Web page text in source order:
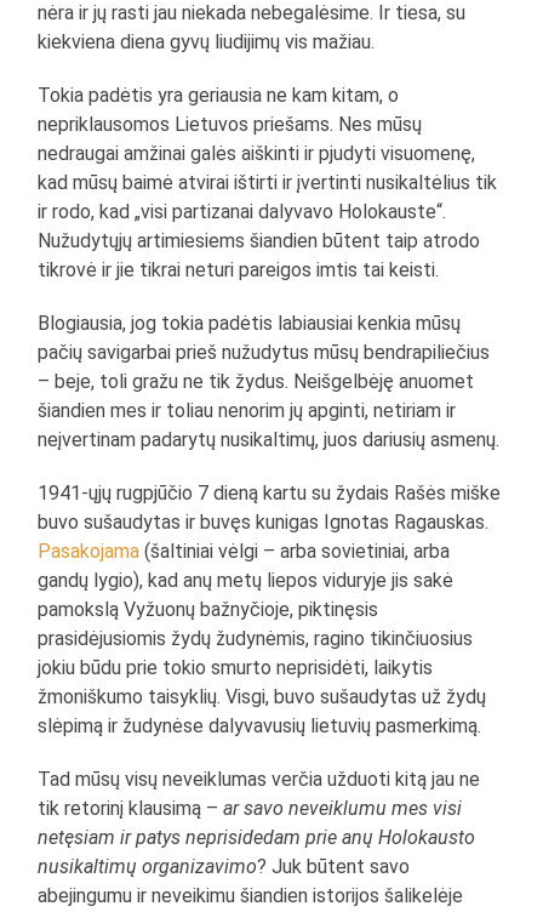
nėra ir jų rasti jau niekada nebegalėsime. Ir tiesa, su
kiekviena diena gyvų liudijimų vis mažiau.
Tokia padėtis yra geriausia ne kam kitam, o
nepriklausomos Lietuvos priešams. Nes mūsų
nedraugai amžinai galės aiškinti ir pjudyti visuomenę,
kad mūsų baimė atvirai ištirti ir įvertinti nusikaltėlius tik
ir rodo, kad „visi partizanai dalyvavo Holokauste“.
Nužudytųjų artimiesiems šiandien būtent taip atrodo
tikrovė ir jie tikrai neturi pareigos imtis tai keisti.
Blogiausia, jog tokia padėtis labiausiai kenkia mūsų
pačių savigarbai prieš nužudytus mūsų bendrapiliečius
– beje, toli gražu ne tik žydus. Neišgelbėję anuomet
šiandien mes ir toliau nenorim jų apginti, netiriam ir
neįvertinam padarytų nusikaltimų, juos dariusių asmenų.
1941-ųjų rugpjūčio 7 dieną kartu su žydais Rašės miške
buvo sušaudytas ir buvęs kunigas Ignotas Ragauskas.
Pasakojama (šaltiniai vėlgi – arba sovietiniai, arba
gandų lygio), kad anų metų liepos viduryje jis sakė
pamokslą Vyžuonų bažnyčioje, piktinęsis
prasidėjusiomis žydų žudynėmis, ragino tikinčiuosius
jokiu būdu prie tokio smurto neprisidėti, laikytis
žmoniškumo taisyklių. Visgi, buvo sušaudytas už žydų
slėpimą ir žudynėse dalyvavusių lietuvių pasmerkimą.
Tad mūsų visų neveiklumas verčia užduoti kitą jau ne
tik retorinį klausimą –ar savo neveiklumu mes visi
netęsiam ir patys neprisidedam prie anų Holokausto
nusikaltimų organizavimo? Juk būtent savo
abejingumu ir neveikimu šiandien istorijos šalikelėje